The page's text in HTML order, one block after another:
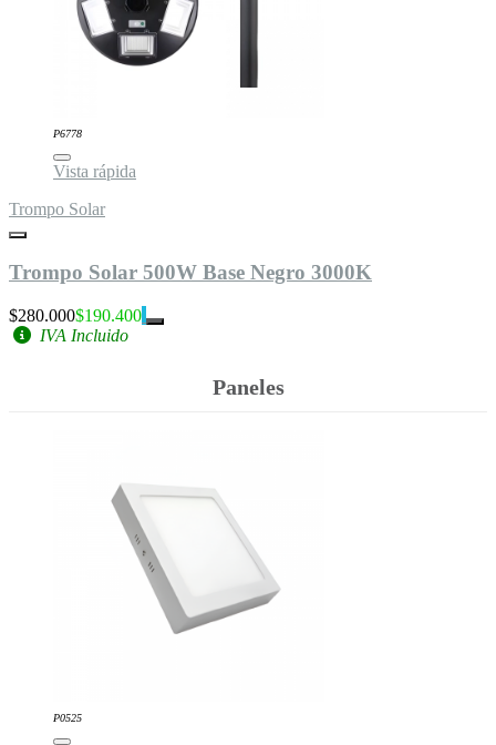
P6778
Vista rápida
Trompo Solar
Trompo Solar 500W Base Negro 3000K
$280.000$190.400
IVA Incluido
Paneles
P0525